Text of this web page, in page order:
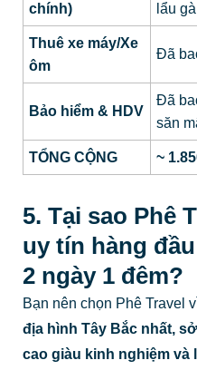
chính)
lẩu
Thuê xe máy/Xe
ôm
Đã
Bảo hiểm & HDV
Đã
săn
TỔNG CỘNG ~
5. Tại sao Phê
uy tín hàng
2 ngày 1 đêm?
Bạn nên chọn Phê Travel
địa hình Tây Bắc nhất,
cao giàu kinh nghiệm